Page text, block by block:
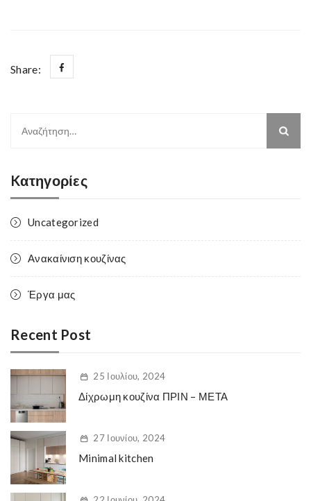
Share:
Kατηγορίες
Uncategorized
Ανακαίνιση κουζίνας
Έργα μας
Recent Post
25 Ιουλίου, 2024
Δίχρωμη κουζίνα ΠΡΙΝ – ΜΕΤΑ
27 Ιουνίου, 2024
Minimal kitchen